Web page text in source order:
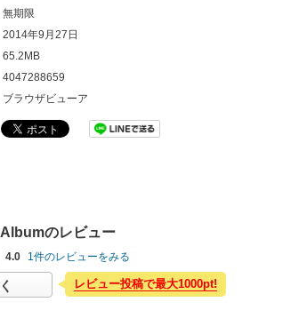
無期限
2014年9月27日
65.2MB
4047288659
ブラウザビューア
のレビュー
4.0 1件のレビューをみる
レビュー投稿で最大1000pt!